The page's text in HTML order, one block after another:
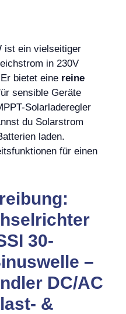
ist ein vielseitiger
in 230V
bietet eine reine
sensible Geräte
Solarladeregler
du Solarstrom
laden.
für einen
30-
–
DC/AC
&